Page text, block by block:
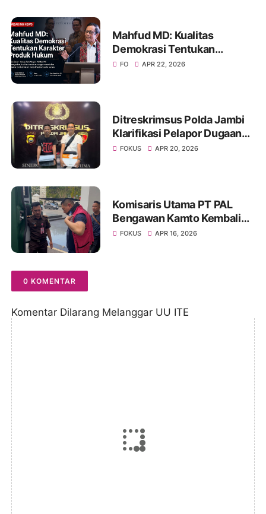
Mahfud MD: Kualitas
Demokrasi Tentukan
Karakter Produk Hukum
FO APR 22, 2026
Ditreskrimsus Polda Jambi
Klarifikasi Pelapor Dugaan
Korupsi Proyek IT Bank 9
FOKUS APR 20, 2026
Komisaris Utama PT PAL
Bengawan Kamto Kembali
Ditahan, Status Berubah dari
FOKUS APR 16, 2026
0 KOMENTAR
Komentar Dilarang Melanggar UU ITE